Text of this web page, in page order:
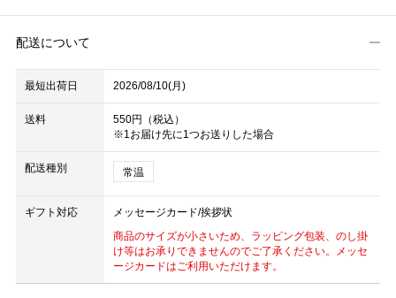
配送について
最短出荷日 2026/08/10(月)
送料
550円（税込）
※1お届け先に1つお送りした場合
配送種別 常温
ギフト対応
メッセージカード/挨拶状
商品のサイズが小さいため、ラッピング包装、のし掛
け等はお承りできませんのでご了承ください。メッセ
ージカードはご利用いただけます。